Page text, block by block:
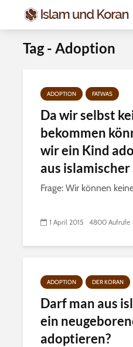
Tag - Adoption
ADOPTION FATWAS
Da wir selbst
bekommen
wir ein Kind
aus
Frage: Wir können
1 April 2015 4800 Aufrufe
ADOPTION DER KORAN
Darf man aus
ein
adoptieren?